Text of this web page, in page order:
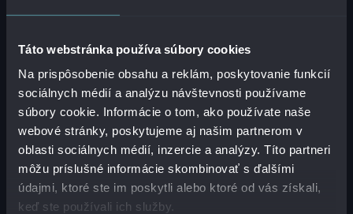
Táto webstránka používa súbory cookies
Na prispôsobenie obsahu a reklám, poskytovanie funkcií
sociálnych médií a analýzu návštevnosti používame
súbory cookie. Informácie o tom, ako používate naše
webové stránky, poskytujeme aj našim partnerom v
oblasti sociálnych médií, inzercie a analýzy. Títo partneri
môžu príslušné informácie skombinovať s ďalšími
údajmi, ktoré ste im poskytli alebo ktoré od vás získali,
keď ste používali ich služby.
O NÁS
RIEŠENIA